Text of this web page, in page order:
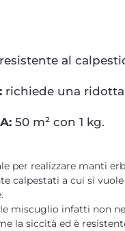
resistente al
richiede una
50 m² con 1 kg.
per realizzare manti
calpestati a cui si
miscuglio infatti non
la siccità ed è